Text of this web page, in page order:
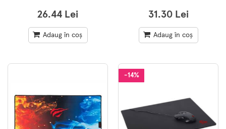
26.44 Lei
Adaug în coș
31.30 Lei
Adaug în coș
-14%